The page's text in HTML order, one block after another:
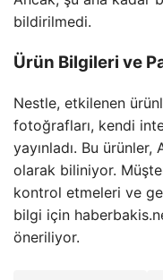
bildirilmedi.
Ürün Bilgileri ve
Nestle, etkilenen
fotoğrafları, kendi
yayınladı. Bu ürünler,
olarak biliniyor.
kontrol etmeleri ve
bilgi için
öneriliyor.